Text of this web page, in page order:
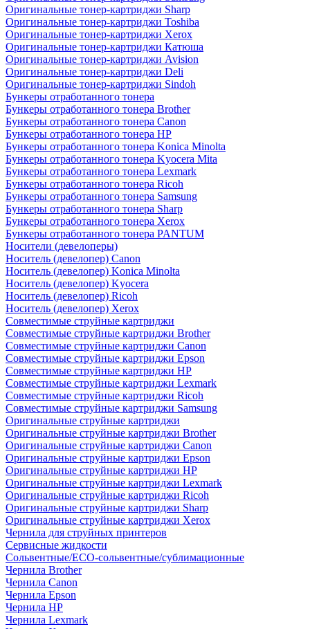
Оригинальные тонер-картриджи Sharp
Оригинальные тонер-картриджи Toshiba
Оригинальные тонер-картриджи Xerox
Оригинальные тонер-картриджи Катюша
Оригинальные тонер-картриджи Avision
Оригинальные тонер-картриджи Deli
Оригинальные тонер-картриджи Sindoh
Бункеры отработанного тонера
Бункеры отработанного тонера Brother
Бункеры отработанного тонера Canon
Бункеры отработанного тонера HP
Бункеры отработанного тонера Konica Minolta
Бункеры отработанного тонера Kyocera Mita
Бункеры отработанного тонера Lexmark
Бункеры отработанного тонера Ricoh
Бункеры отработанного тонера Samsung
Бункеры отработанного тонера Sharp
Бункеры отработанного тонера Xerox
Бункеры отработанного тонера PANTUM
Носители (девелоперы)
Носитель (девелопер) Canon
Носитель (девелопер) Konica Minolta
Носитель (девелопер) Kyocera
Носитель (девелопер) Ricoh
Носитель (девелопер) Xerox
Совместимые струйные картриджи
Совместимые струйные картриджи Brother
Совместимые струйные картриджи Canon
Совместимые струйные картриджи Epson
Совместимые струйные картриджи HP
Совместимые струйные картриджи Lexmark
Совместимые струйные картриджи Ricoh
Совместимые струйные картриджи Samsung
Оригинальные струйные картриджи
Оригинальные струйные картриджи Brother
Оригинальные струйные картриджи Canon
Оригинальные струйные картриджи Epson
Оригинальные струйные картриджи HP
Оригинальные струйные картриджи Lexmark
Оригинальные струйные картриджи Ricoh
Оригинальные струйные картриджи Sharp
Оригинальные струйные картриджи Xerox
Чернила для струйных принтеров
Сервисные жидкости
Сольвентные/ECO-сольвентные/сублимационные
Чернила Brother
Чернила Canon
Чернила Epson
Чернила HP
Чернила Lexmark